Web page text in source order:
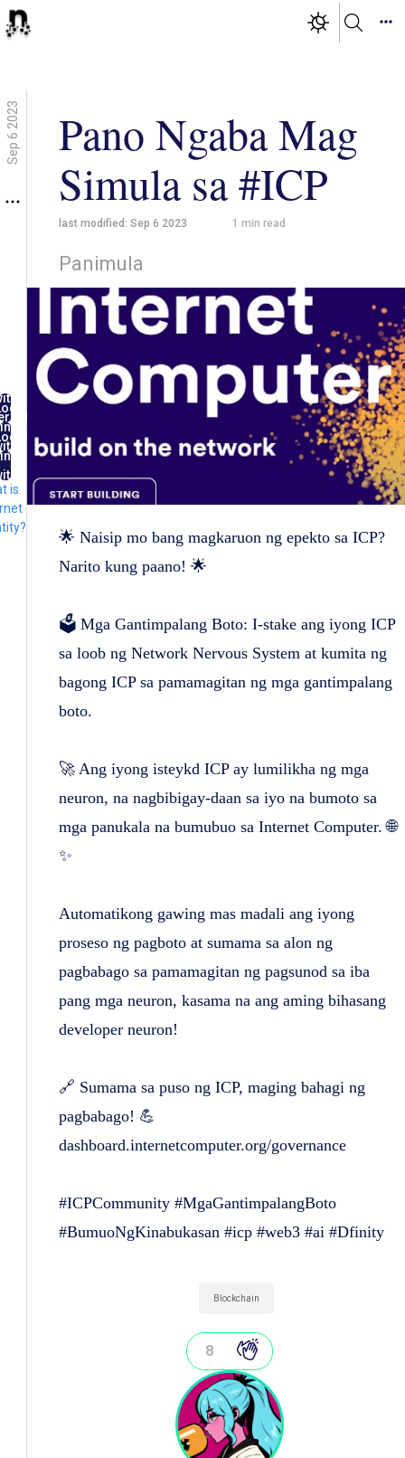
Sep 6 2023
in
in
is
Pano Ngaba Mag
Simula sa #ICP
last modified: Sep 6 2023 1 min read
Panimula
🌟 Naisip mo bang magkaruon ng epekto sa ICP?
Narito kung paano! 🌟
🗳️ Mga Gantimpalang Boto: I-stake ang iyong ICP
sa loob ng Network Nervous System at kumita ng
bagong ICP sa pamamagitan ng mga gantimpalang
boto.
🚀 Ang iyong isteykd ICP ay lumilikha ng mga
neuron, na nagbibigay-daan sa iyo na bumoto sa
mga panukala na bumubuo sa Internet Computer. 🌐
✨
Automatikong gawing mas madali ang iyong
proseso ng pagboto at sumama sa alon ng
pagbabago sa pamamagitan ng pagsunod sa iba
pang mga neuron, kasama na ang aming bihasang
developer neuron!
🔗 Sumama sa puso ng ICP, maging bahagi ng
pagbabago! 💪
dashboard.internetcomputer.org/governance
#ICPCommunity #MgaGantimpalangBoto
#BumuoNgKinabukasan #icp #web3 #ai #Dfinity
8
Blockchain